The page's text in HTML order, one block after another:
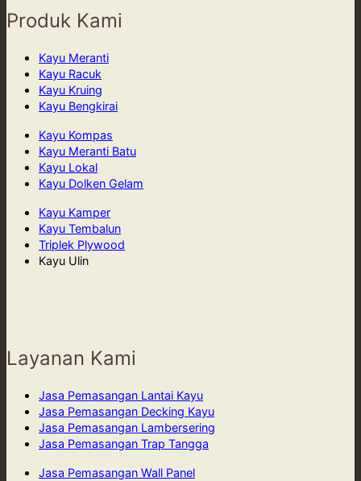
Produk Kami
Kayu Meranti
Kayu Racuk
Kayu Kruing
Kayu Bengkirai
Kayu Kompas
Kayu Meranti Batu
Kayu Lokal
Kayu Dolken Gelam
Kayu Kamper
Kayu Tembalun
Triplek Plywood
Kayu Ulin
Layanan Kami
Jasa Pemasangan Lantai Kayu
Jasa Pemasangan Decking Kayu
Jasa Pemasangan Lambersering
Jasa Pemasangan Trap Tangga
Jasa Pemasangan Wall Panel